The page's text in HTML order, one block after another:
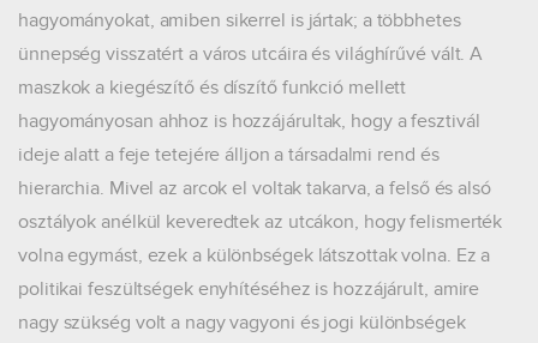
hagyományokat, amiben sikerrel is jártak; a többhetes
ünnepség visszatért a város utcáira és világhírűvé vált. A
maszkok a kiegészítő és díszítő funkció mellett
hagyományosan ahhoz is hozzájárultak, hogy a fesztivál
ideje alatt a feje tetejére álljon a társadalmi rend és
hierarchia. Mivel az arcok el voltak takarva, a felső és alsó
osztályok anélkül keveredtek az utcákon, hogy felismerték
volna egymást, ezek a különbségek látszottak volna. Ez a
politikai feszültségek enyhítéséhez is hozzájárult, amire
nagy szükség volt a nagy vagyoni és jogi különbségek